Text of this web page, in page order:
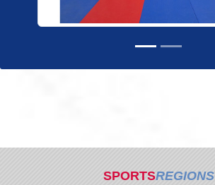
SPORTSREGIONS